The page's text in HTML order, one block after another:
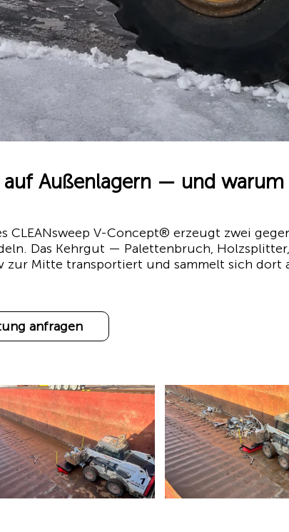
auf Außenlagern — und warum
V-Concept® erzeugt zwei
Das Kehrgut — Palettenbruch,
Mitte transportiert und sammelt sich dort
anfragen